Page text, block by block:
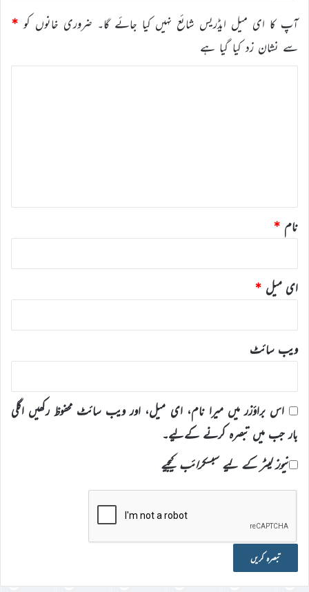
آپ کا ای میل ایڈریس شائع نہیں کیا جائے گا۔ ضروری خانوں کو *
سے نشان زد کیا گیا ہے
نام *
ای میل *
ویب‌ سائٹ
اس براؤزر میں میرا نام، ای میل، اور ویب سائٹ محفوظ رکھیں اگلی
بار جب میں تبصرہ کرنے کےلیے۔
نیوز لیٹر کے لیے سبسکرائب کیجیے